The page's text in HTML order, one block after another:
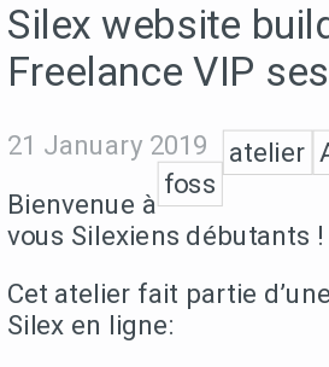
Silex website
Freelance VIP
21 January 2019
atelier
foss
Bienvenue à
vous Silexiens débutants !
Cet atelier fait partie
Silex en ligne: